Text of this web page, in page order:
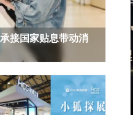
接国家贴息带动消
遗回家第二季可持